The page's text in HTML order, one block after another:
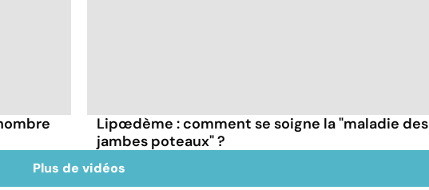
Lipœdème : comment se soigne la "maladie des
jambes poteaux" ?
Plus de vidéos